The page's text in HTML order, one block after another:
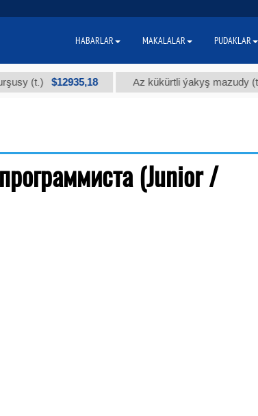
(t.) $12935,18 Az kükürtli ýakyş mazudy (t.)
(Junior /
HABARLAR MAKALALAR PUDAKLAR